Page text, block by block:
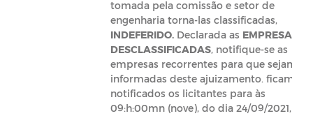
tomada pela comissão e setor de
engenharia torna-las classificadas,
INDEFERIDO.Declarada as EMPRESAS
DESCLASSIFICADAS, notifique-se as
empresas recorrentes para que sejam
informadas deste ajuizamento. ficam
notificados os licitantes para às
09:h:00mn (nove), do dia 24/09/2021,